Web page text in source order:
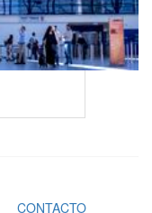
CONTACTO